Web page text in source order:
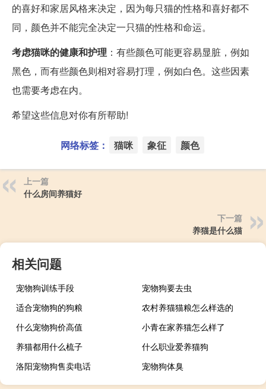
的喜好和家居风格来决定，因为每只猫的性格和喜好都不
同，颜色并不能完全决定一只猫的性格和命运。
考虑猫咪的健康和护理 ：有些颜色可能更容易显脏，例如
黑色，而有些颜色则相对容易打理，例如白色。这些因素
也需要考虑在内。
希望这些信息对你有所帮助!
网络标签： 猫咪 象征 颜色
上一篇
什么房间养猫好
下一篇
养猫是什么猫
相关问题
宠物狗训练手段
宠物狗要去虫
适合宠物狗的狗粮
农村养猫猫粮怎么样选的
什么宠物狗价高值
小青在家养猫怎么样了
养猫都用什么梳子
什么职业爱养猫狗
洛阳宠物狗售卖电话
宠物狗体臭